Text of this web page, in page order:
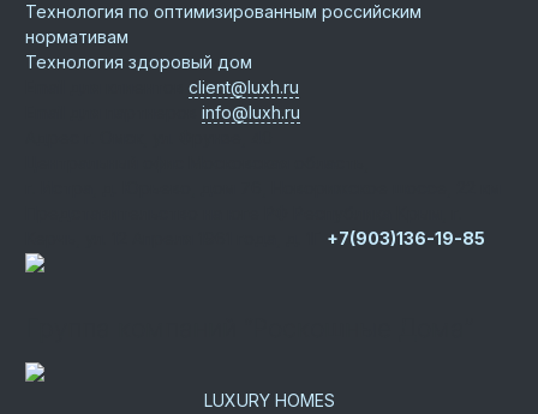
Технология по оптимизированным российским
нормативам
Технология здоровый дом
client@luxh.ru
info@luxh.ru
+7(903)136-19-85
LUXURY HOMES